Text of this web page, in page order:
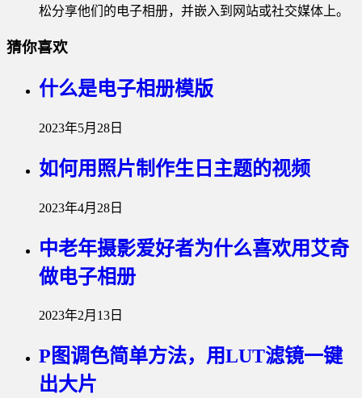
松分享他们的电子相册，并嵌入到网站或社交媒体上。
猜你喜欢
什么是电子相册模版
2023年5月28日
如何用照片制作生日主题的视频
2023年4月28日
中老年摄影爱好者为什么喜欢用艾奇
做电子相册
2023年2月13日
P图调色简单方法，用LUT滤镜一键
出大片